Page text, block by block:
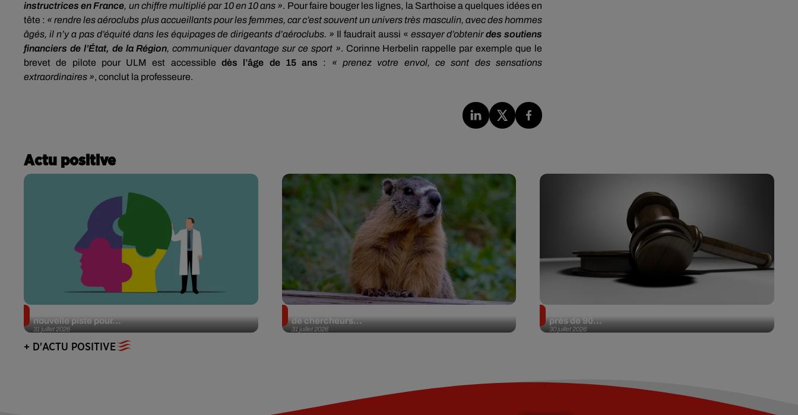
instructrices en France, un chiffre multiplié par 10 en 10 ans ». Pour faire bouger les lignes, la Sarthoise a quelques idées en
tête : « rendre les aéroclubs plus accueillants pour les femmes, car c’est souvent un univers très masculin, avec des hommes
âgés, il n’y a pas d’équité dans les équipages de dirigeants d’aéroclubs. » Il faudrait aussi « essayer d’obtenirdes soutiens
financiers de l’État, de la Région, communiquer davantage sur ce sport ». Corinne Herbelin rappelle par exemple que le
brevet de pilote pour ULM est accessibledès l’âge de 15 ans : « prenez votre envol, ce sont des sensations
extraordinaires », conclut la professeure.
Actu positive
31 juillet 2026
nouvelle piste pour...
31 juillet 2026
de chercheurs...
30 juillet 2026
près de 90...
+ D'ACTU POSITIVE